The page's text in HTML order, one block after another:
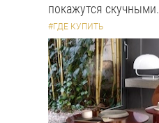
покажутся скучными.
#ГДЕ КУПИТЬ